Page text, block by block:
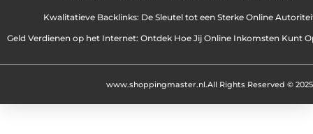
Kwalitatieve Backlinks: De Sleutel tot een Sterke Online
Geld Verdienen op het Internet: Ontdek Hoe Jij Online Inkomsten Kunt
All Rights Reserved © 2025
www.shoppingmaster.nl.